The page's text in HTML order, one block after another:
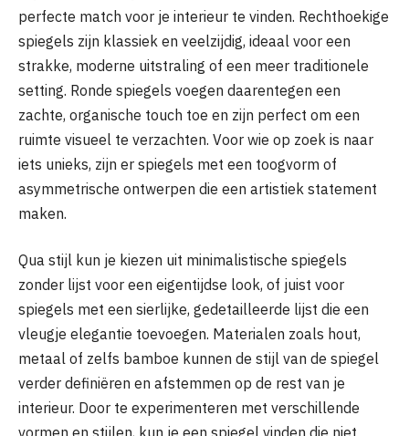
perfecte match voor je interieur te vinden. Rechthoekige
spiegels zijn klassiek en veelzijdig, ideaal voor een
strakke, moderne uitstraling of een meer traditionele
setting. Ronde spiegels voegen daarentegen een
zachte, organische touch toe en zijn perfect om een
ruimte visueel te verzachten. Voor wie op zoek is naar
iets unieks, zijn er spiegels met een toogvorm of
asymmetrische ontwerpen die een artistiek statement
maken.
Qua stijl kun je kiezen uit minimalistische spiegels
zonder lijst voor een eigentijdse look, of juist voor
spiegels met een sierlijke, gedetailleerde lijst die een
vleugje elegantie toevoegen. Materialen zoals hout,
metaal of zelfs bamboe kunnen de stijl van de spiegel
verder definiëren en afstemmen op de rest van je
interieur. Door te experimenteren met verschillende